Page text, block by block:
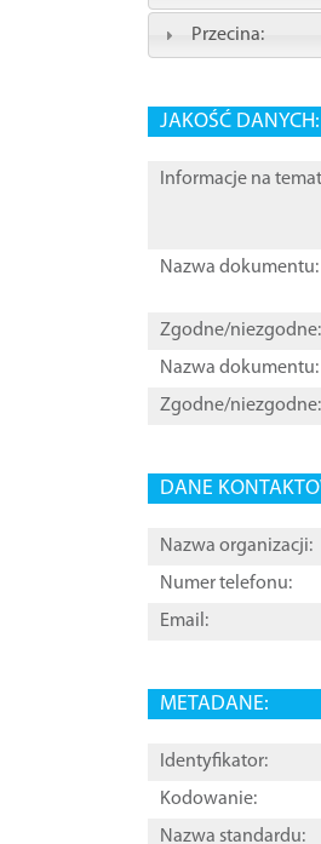
Przecina:
JAKOŚĆ DANYCH:
Informacje na
Nazwa dokumentu:
Zgodne/niezgodne:
Nazwa dokumentu:
Zgodne/niezgodne:
DANE
Nazwa organizacji:
Numer telefonu:
Email:
METADANE:
Identyfikator:
Kodowanie:
Nazwa standardu: